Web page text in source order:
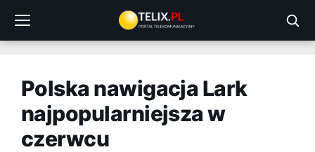
treści
Polska nawigacja Lark
najpopularniejsza w
czerwcu